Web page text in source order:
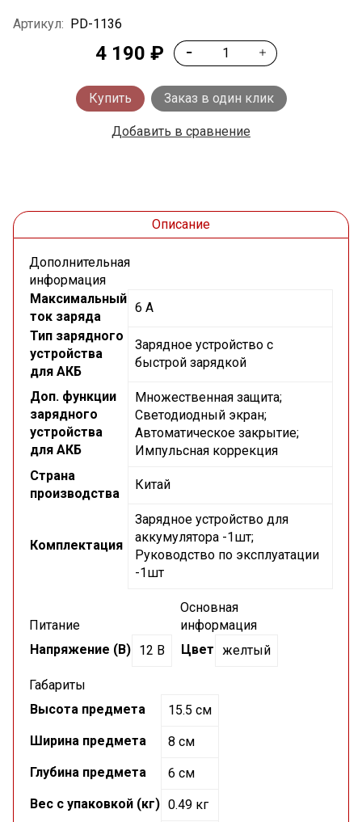
Артикул: PD-1136
4 190 ₽
Купить Заказ в один клик
Добавить в сравнение
Описание
Дополнительная
информация
Максимальный
ток заряда
6 А
Тип зарядного
устройства
для АКБ
Зарядное устройство с
быстрой зарядкой
Доп. функции
зарядного
устройства
для АКБ
Множественная защита;
Светодиодный экран;
Автоматическое закрытие;
Импульсная коррекция
Страна
производства
Китай
Комплектация
Зарядное устройство для
аккумулятора -1шт;
Руководство по эксплуатации
-1шт
Питание
Напряжение (В) 12 В
Основная
информация
Цвет желтый
Габариты
Высота предмета
15.5 см
Ширина предмета
8 см
Глубина предмета
6 см
Вес с упаковкой (кг) 0.49 кг